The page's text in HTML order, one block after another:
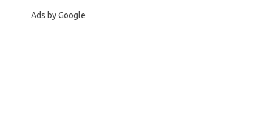
Ads by Google